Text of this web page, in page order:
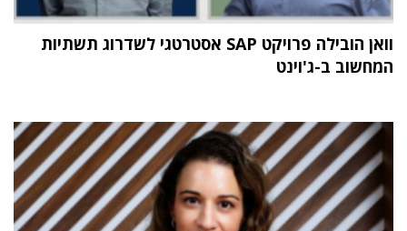
וואן הובילה פרויקט SAP אסטרטגי לשדרוג תשתיות
המחשוב ב-ג'וינט